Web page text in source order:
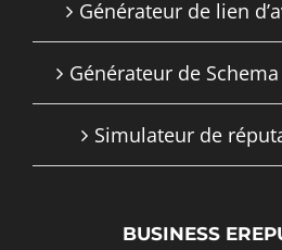
Générateur de lien
Générateur de
Simulateur de
BUSINESS